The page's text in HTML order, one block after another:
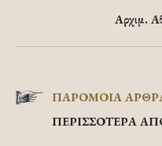
Αρχιμ.
ΠΑΡΟΜΟΙΑ
ΠΕΡΙΣΣΟΤΕΡΑ